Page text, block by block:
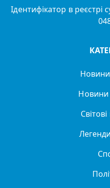
Ідентифікатор в реєстрі
Новини